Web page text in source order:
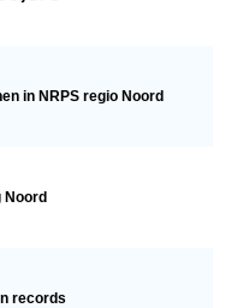
in NRPS regio Noord
Noord
records